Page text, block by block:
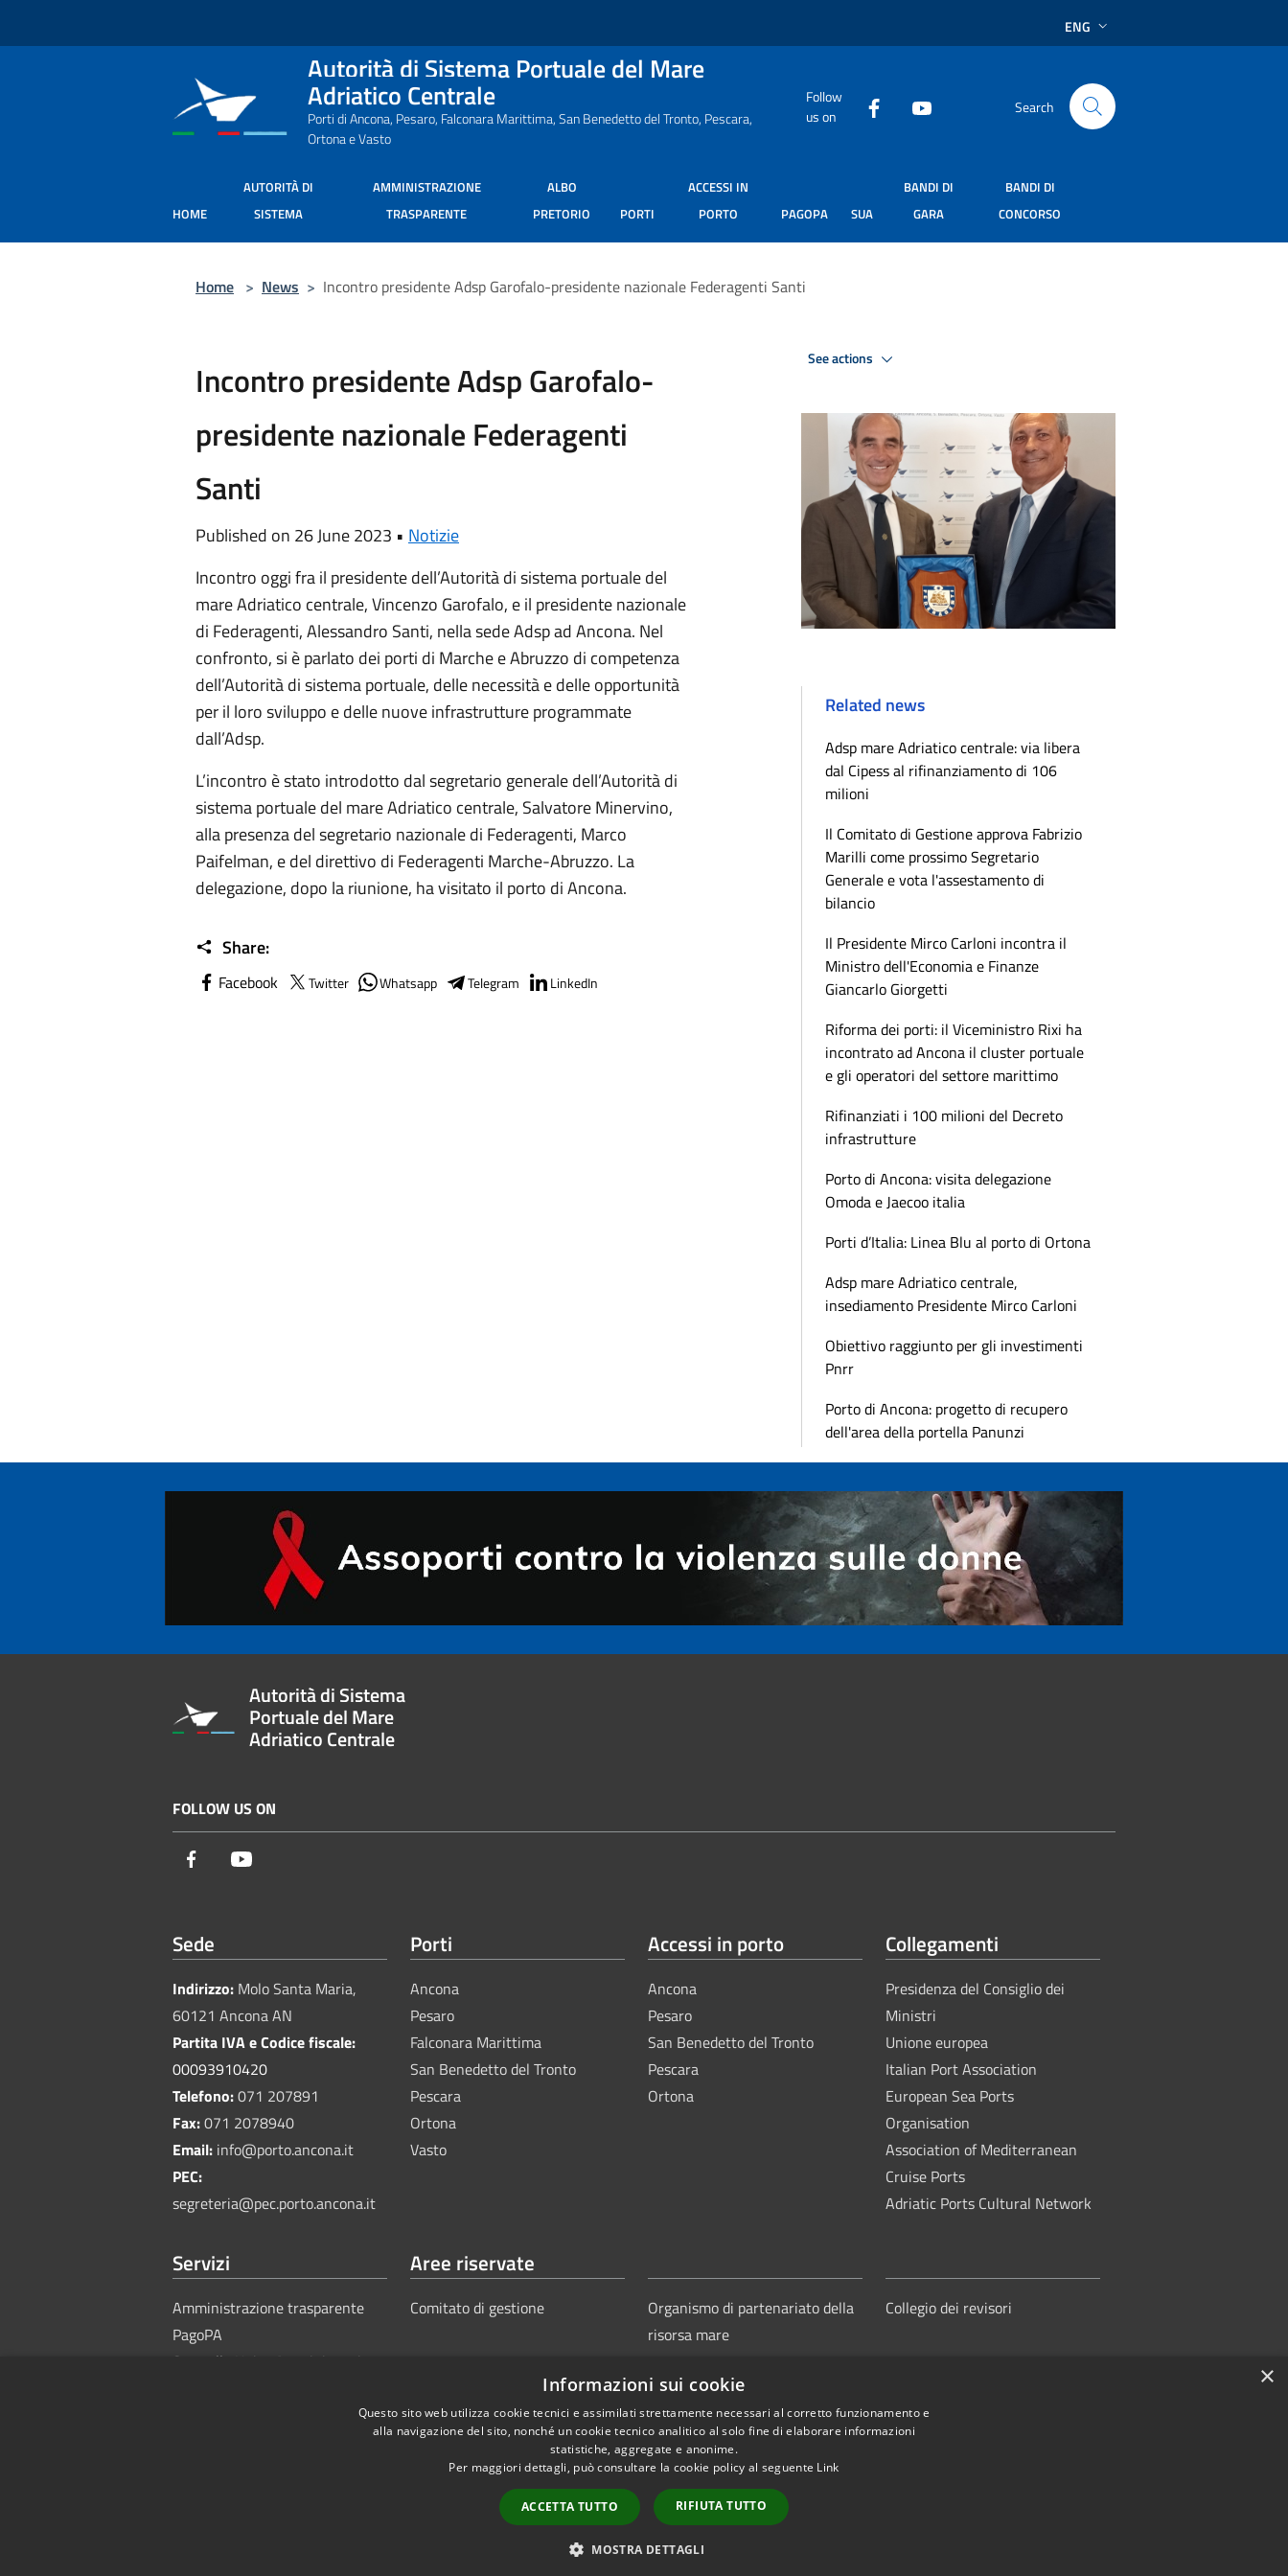
ENG
Autorità di Sistema Portuale del Mare
Adriatico Centrale
Porti di Ancona, Pesaro, Falconara Marittima, San Benedetto del Tronto, Pescara,
Ortona e Vasto
Follow
us on
Search
HOME
AUTORITÀ DI
SISTEMA
AMMINISTRAZIONE
TRASPARENTE
ALBO
PRETORIO
PORTI
ACCESSI IN
PORTO
PAGOPA SUA
BANDI DI
GARA
BANDI DI
CONCORSO
Home > News > Incontro presidente Adsp Garofalo-presidente nazionale Federagenti Santi
Incontro presidente Adsp Garofalo-
presidente nazionale Federagenti
Santi
Published on 26 June 2023 • Notizie
Incontro oggi fra il presidente dell’Autorità di sistema portuale del
mare Adriatico centrale, Vincenzo Garofalo, e il presidente nazionale
di Federagenti, Alessandro Santi, nella sede Adsp ad Ancona. Nel
confronto, si è parlato dei porti di Marche e Abruzzo di competenza
dell’Autorità di sistema portuale, delle necessità e delle opportunità
per il loro sviluppo e delle nuove infrastrutture programmate
dall’Adsp.
L’incontro è stato introdotto dal segretario generale dell’Autorità di
sistema portuale del mare Adriatico centrale, Salvatore Minervino,
alla presenza del segretario nazionale di Federagenti, Marco
Paifelman, e del direttivo di Federagenti Marche-Abruzzo. La
delegazione, dopo la riunione, ha visitato il porto di Ancona.
Share:
Facebook Twitter Whatsapp Telegram LinkedIn
See actions
Related news
Adsp mare Adriatico centrale: via libera
dal Cipess al rifinanziamento di 106
milioni
Il Comitato di Gestione approva Fabrizio
Marilli come prossimo Segretario
Generale e vota l'assestamento di
bilancio
Il Presidente Mirco Carloni incontra il
Ministro dell'Economia e Finanze
Giancarlo Giorgetti
Riforma dei porti: il Viceministro Rixi ha
incontrato ad Ancona il cluster portuale
e gli operatori del settore marittimo
Rifinanziati i 100 milioni del Decreto
infrastrutture
Porto di Ancona: visita delegazione
Omoda e Jaecoo italia
Porti d’Italia: Linea Blu al porto di Ortona
Adsp mare Adriatico centrale,
insediamento Presidente Mirco Carloni
Obiettivo raggiunto per gli investimenti
Pnrr
Porto di Ancona: progetto di recupero
dell'area della portella Panunzi
Autorità di Sistema
Portuale del Mare
Adriatico Centrale
FOLLOW US ON
Facebook
Sede
Indirizzo: Molo Santa Maria,
60121 Ancona AN
Partita IVA e Codice fiscale:
00093910420
Telefono:071 207891
Fax:071 2078940
Email: info@porto.ancona.it
PEC:
segreteria@pec.porto.ancona.it
Porti
Ancona
Pesaro
Falconara Marittima
San Benedetto del Tronto
Pescara
Ortona
Vasto
Accessi in porto
Ancona
Pesaro
San Benedetto del Tronto
Pescara
Ortona
Collegamenti
Presidenza del Consiglio dei
Ministri
Unione europea
Italian Port Association
European Sea Ports
Organisation
Association of Mediterranean
Cruise Ports
Adriatic Ports Cultural Network
Servizi
Amministrazione trasparente
PagoPA
Sportello Unico Amministrativo
Aree riservate
Comitato di gestione
Organismo di partenariato della
risorsa mare
Collegio dei revisori
Sitemap Copyright © 2025Autorità di Sistema Portuale del Mare
×
Informazioni sui cookie
Questo sito web utilizza cookie tecnici e assimilati strettamente necessari al corretto funzionamento e
alla navigazione del sito, nonché un cookie tecnico analitico al solo fine di elaborare informazioni
statistiche, aggregate e anonime.
Per maggiori dettagli, può consultare la cookie policy al seguente Link
ACCETTA TUTTO RIFIUTA TUTTO
MOSTRA DETTAGLI